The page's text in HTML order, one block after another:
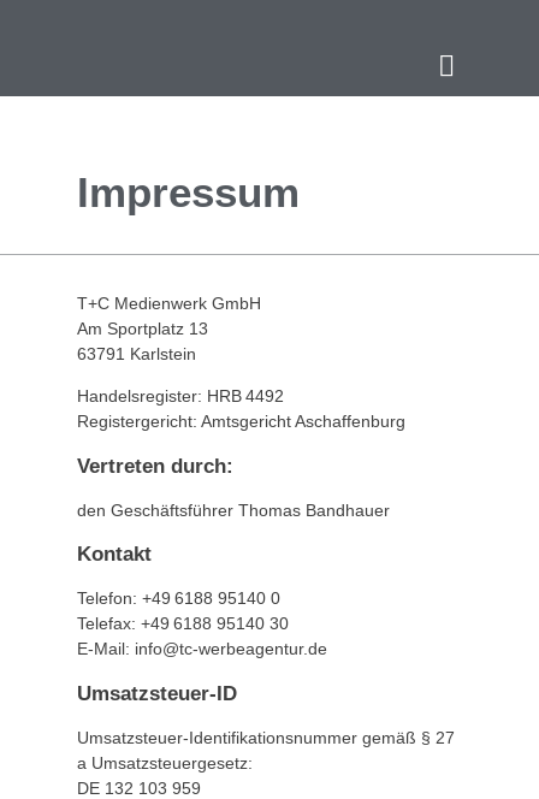
Impressum
T+C Medienwerk GmbH
Am Sportplatz 13
63791 Karlstein
Handelsregister: HRB 4492
Registergericht: Amtsgericht Aschaffenburg
Vertreten durch:
den Geschäftsführer Thomas Bandhauer
Kontakt
Telefon: +49 6188 95140 0
Telefax: +49 6188 95140 30
E-Mail: info@tc-werbeagentur.de
Umsatzsteuer-ID
Umsatzsteuer-Identifikationsnummer gemäß § 27
a Umsatzsteuergesetz:
DE 132 103 959